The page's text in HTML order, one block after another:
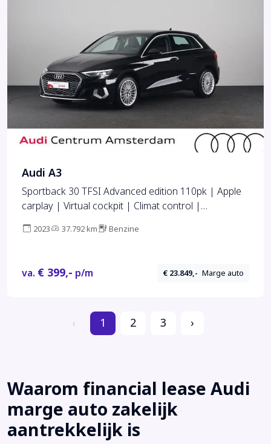
Audi A3
Sportback 30 TFSI Advanced edition 110pk | Apple
carplay | Virtual cockpit | Climat control |
2023 37.792 km Benzine
va. € 399,- p/m € 23.849,- Marge auto
‹ 1 2 3 ›
Waarom financial lease Audi
marge auto zakelijk
aantrekkelijk is